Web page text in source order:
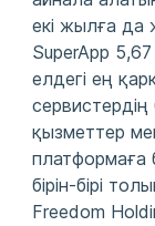
екі жылға да
SuperApp
елдегі ең
қызметтер
платформаға
бірін-бірі
Freedom